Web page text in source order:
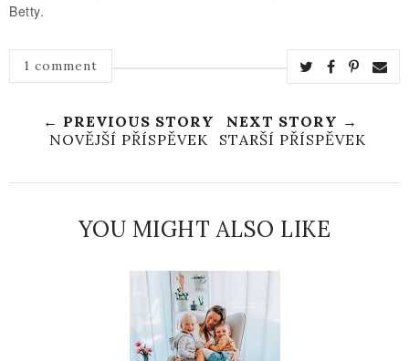
Betty.
1 comment
← PREVIOUS STORY
NOVĚJŠÍ PŘÍSPĚVEK
NEXT STORY →
STARŠÍ PŘÍSPĚVEK
YOU MIGHT ALSO LIKE